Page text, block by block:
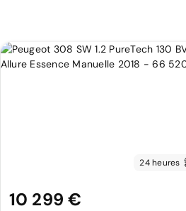
24 heures
10 299 €